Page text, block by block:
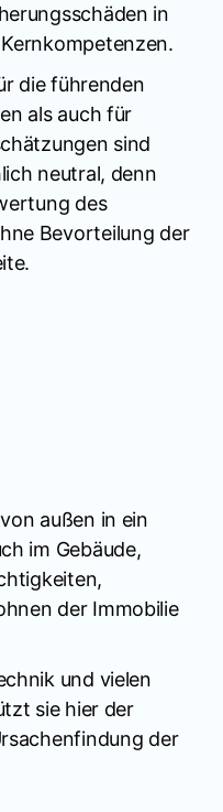
in
die führenden
als auch für
sind
neutral, denn
des
Bevorteilung der
außen in ein
im Gebäude,
der Immobilie
und vielen
sie hier der
der